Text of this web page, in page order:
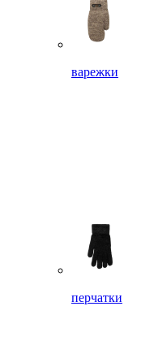
варежки
перчатки